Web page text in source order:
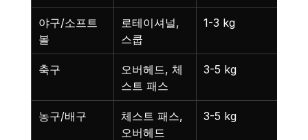
야구/소프트
볼
로테이셔널,
스쿱
1-3 kg
축구
오버헤드, 체
스트 패스
3-5 kg
농구/배구
체스트 패스,
오버헤드
3-5 kg